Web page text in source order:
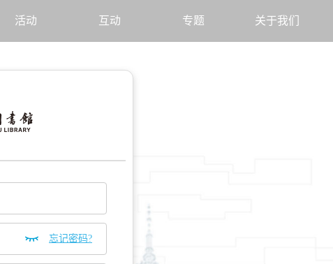
忘记密码?
活动 互动 专题 关于我们